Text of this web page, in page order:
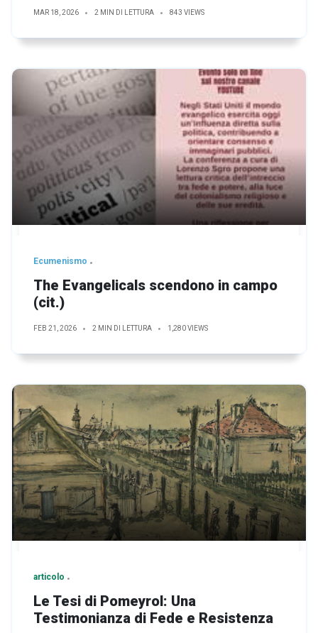
MAR 18, 2026 2 MIN DI LETTURA 843 VIEWS
Ecumenismo
The Evangelicals scendono in campo
(cit.)
FEB 21, 2026 2 MIN DI LETTURA 1,280 VIEWS
articolo
Le Tesi di Pomeyrol: Una
Testimonianza di Fede e Resistenza